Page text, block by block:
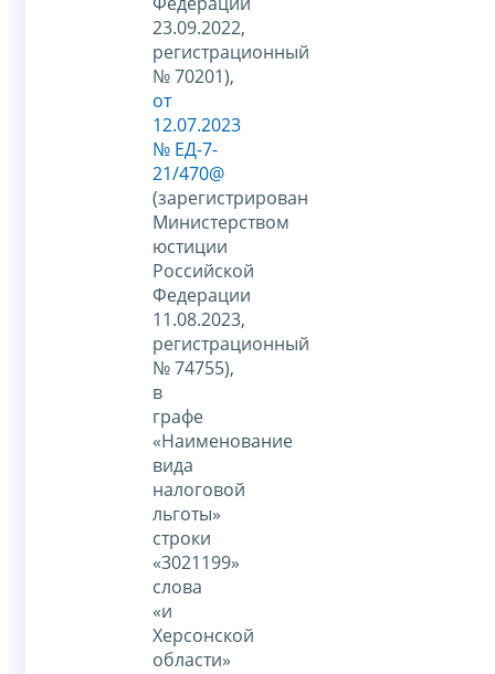
23.09.2022,
регистрационный
№ 70201),
от
12.07.2023
№ ЕД-7-
21/470@
(зарегистрирован
Министерством
юстиции
Российской
Федерации
11.08.2023,
регистрационный
№ 74755),
в
графе
«Наименование
вида
налоговой
льготы»
строки
«3021199»
слова
«и
Херсонской
области»